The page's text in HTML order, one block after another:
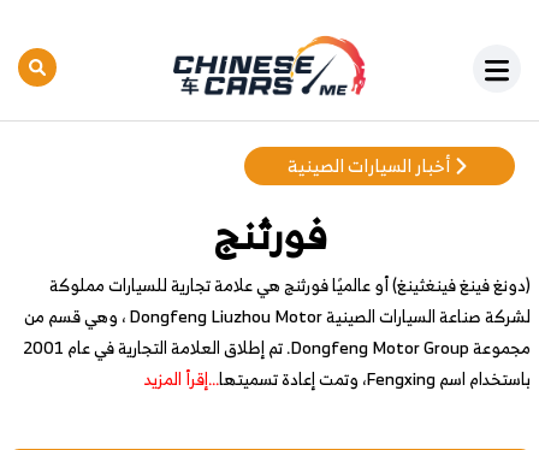
أخبار السيارات الصينية
فورثنج
(دونغ فينغ فينغثينغ) أو عالميًا فورثنج هي علامة تجارية للسيارات مملوكة
لشركة صناعة السيارات الصينية Dongfeng Liuzhou Motor ، وهي قسم من
مجموعة Dongfeng Motor Group. تم إطلاق العلامة التجارية في عام 2001
باستخدام اسم Fengxing، وتمت إعادة تسميتها
...إقرأ المزيد